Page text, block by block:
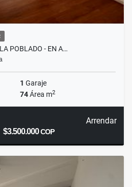
POBLADO - EN A…
1 Garaje
74Área m2
Arrendar
$3.500.000COP